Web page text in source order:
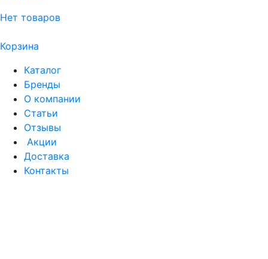
Нет товаров
Корзина
Каталог
Бренды
О компании
Статьи
Отзывы
Акции
Доставка
Контакты